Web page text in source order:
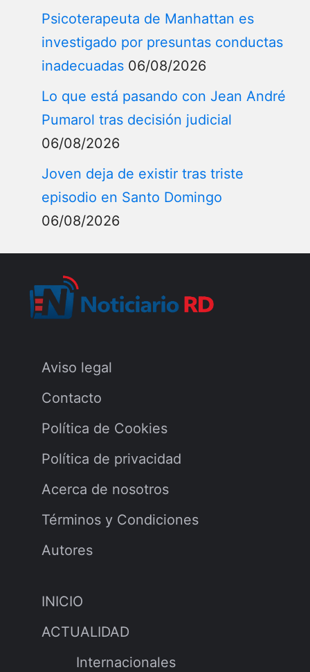
Psicoterapeuta de Manhattan es
investigado por presuntas conductas
inadecuadas 06/08/2026
Lo que está pasando con Jean André
Pumarol tras decisión judicial
06/08/2026
Joven deja de existir tras triste
episodio en Santo Domingo
06/08/2026
Aviso legal
Contacto
Política de Cookies
Política de privacidad
Acerca de nosotros
Términos y Condiciones
Autores
INICIO
ACTUALIDAD
Internacionales